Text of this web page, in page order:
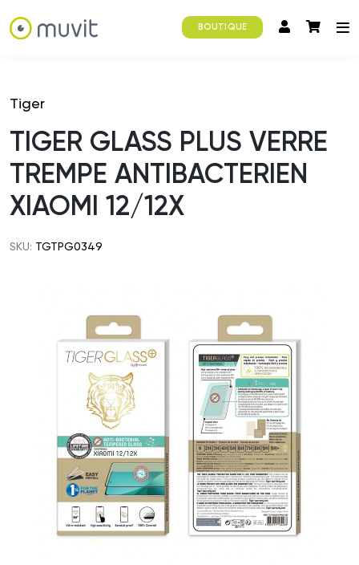
BOUTIQUE
Tiger
TIGER GLASS PLUS VERRE
TREMPE ANTIBACTERIEN
XIAOMI 12/12X
SKU: TGTPG0349